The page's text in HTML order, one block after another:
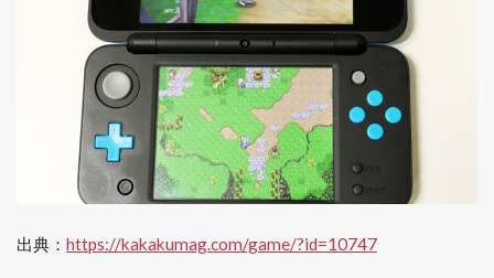
出典： https://kakakumag.com/game/?id=10747